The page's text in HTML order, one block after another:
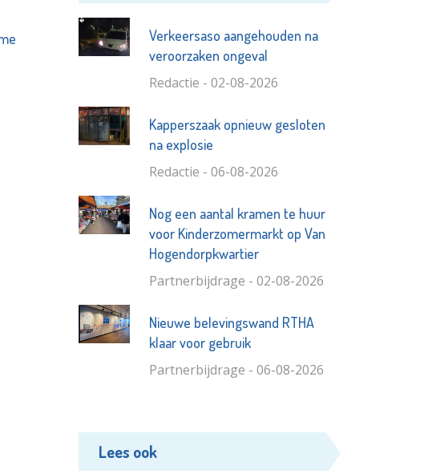
Verkeersaso aangehouden na
veroorzaken ongeval
Redactie - 02-08-2026
Kapperszaak opnieuw gesloten
na explosie
Redactie - 06-08-2026
Nog een aantal kramen te huur
voor Kinderzomermarkt op Van
Hogendorpkwartier
Partnerbijdrage - 02-08-2026
Nieuwe belevingswand RTHA
klaar voor gebruik
Partnerbijdrage - 06-08-2026
Lees ook